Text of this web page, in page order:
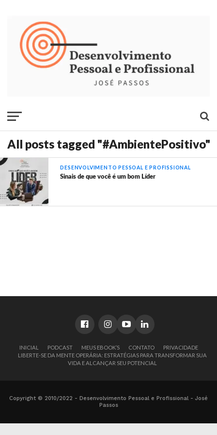
All posts tagged "#AmbientePositivo"
DESENVOLVIMENTO PESSOAL E PROFISSIONAL
Sinais de que você é um bom Líder
INICIAL PODCAST MEUS EBOOK’S CONTATO
PRIVACIDADE
LIBERTE-SE DA MENTE OPERÁRIA: ESTRATÉGIAS PARA TRANSFORMAR SUA
VIDA E ALCANÇAR SEU POTENCIAL
Copyright © 2010/2022 - Desenvolvimento Pessoal e Profissional - José
Passos